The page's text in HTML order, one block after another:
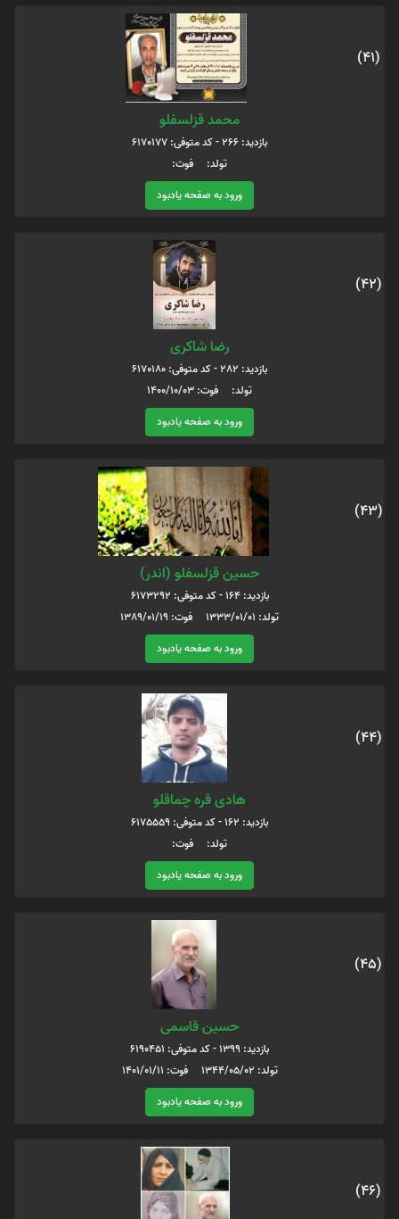
(41)
محمد قزلسفلو
بازدید: 266 - کد متوفی: 6170177
تولد: فوت:
ورود به صفحه یادبود
(42)
رضا شاکری
بازدید: 282 - کد متوفی: 6170180
تولد: فوت: 1400/10/03
ورود به صفحه یادبود
(43)
حسین قزلسفلو (اندر)
بازدید: 164 - کد متوفی: 6173292
تولد: 1333/01/01 فوت: 1389/01/19
ورود به صفحه یادبود
(44)
هادی قره چماقلو
بازدید: 162 - کد متوفی: 6175559
تولد: فوت:
ورود به صفحه یادبود
(45)
حسین قاسمی
بازدید: 1399 - کد متوفی: 6190451
تولد: 1344/05/02 فوت: 1401/01/11
ورود به صفحه یادبود
(46)